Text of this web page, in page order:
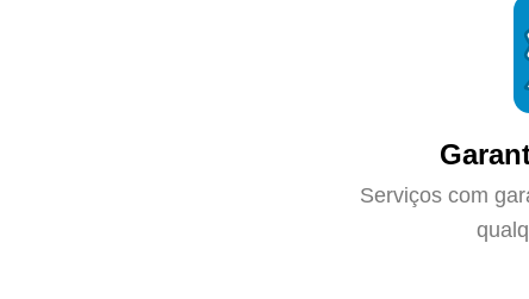
Serviços com